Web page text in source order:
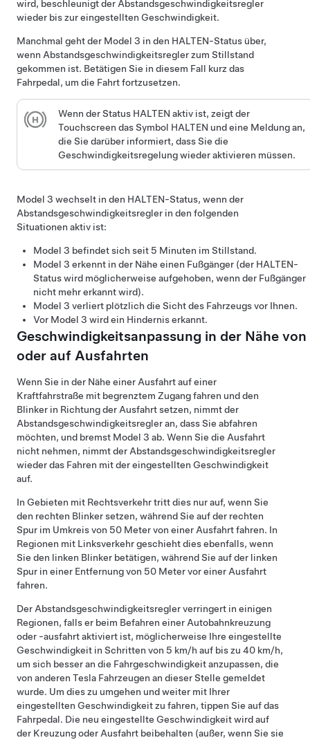
wird, beschleunigt der Abstandsgeschwindigkeitsregler
wieder bis zur eingestellten Geschwindigkeit.
Manchmal geht der Model 3 in den HALTEN-Status über,
wenn Abstandsgeschwindigkeitsreglerzum Stillstand
gekommen ist. Betätigen Sie in diesem Fall kurz das
Fahrpedal, um die Fahrt fortzusetzen.
Wenn der Status HALTEN aktiv ist, zeigt der
Touchscreen das Symbol HALTEN und eine Meldung an,
die Sie darüber informiert, dass Sie die
Geschwindigkeitsregelung wieder aktivieren müssen.
Model 3 wechselt in den HALTEN-Status, wenn der
Abstandsgeschwindigkeitsregler in den folgenden
Situationen aktiv ist:
Model 3 befindet sich seit 5 Minuten im Stillstand.
Model 3 erkennt in der Nähe einen Fußgänger (der HALTEN-
Status wird möglicherweise aufgehoben, wenn der Fußgänger
nicht mehr erkannt wird).
Model 3 verliert plötzlich die Sicht des Fahrzeugs vor Ihnen.
Vor Model 3 wird ein Hindernis erkannt.
Geschwindigkeitsanpassung in der Nähe von
oder auf Ausfahrten
Wenn Sie in der Nähe einer Ausfahrt auf einer
Kraftfahrstraße mit begrenztem Zugang fahren und den
Blinker in Richtung der Ausfahrt setzen, nimmt der
Abstandsgeschwindigkeitsregleran, dass Sie abfahren
möchten, und bremst Model 3 ab. Wenn Sie die Ausfahrt
nicht nehmen, nimmt der Abstandsgeschwindigkeitsregler
wieder das Fahren mit der eingestellten Geschwindigkeit
auf.
In Gebieten mit Rechtsverkehr tritt dies nur auf, wenn Sie
den rechten Blinker setzen, während Sie auf der rechten
Spur im Umkreis von 50 Metervon einer Ausfahrt fahren. In
Regionen mit Linksverkehr geschieht dies ebenfalls, wenn
Sie den linken Blinker betätigen, während Sie auf der linken
Spur in einer Entfernung von 50 Metervor einer Ausfahrt
fahren.
Der Abstandsgeschwindigkeitsreglerverringert in einigen
Regionen, falls er beim Befahren einer Autobahnkreuzung
oder -ausfahrt aktiviert ist, möglicherweise Ihre eingestellte
Geschwindigkeit in Schritten von 5 km/h auf bis zu 40 km/h,
um sich besser an die Fahrgeschwindigkeit anzupassen, die
von anderen Tesla Fahrzeugen an dieser Stelle gemeldet
wurde. Um dies zu umgehen und weiter mit Ihrer
eingestellten Geschwindigkeit zu fahren, tippen Sie auf das
Fahrpedal. Die neu eingestellte Geschwindigkeit wird auf
der Kreuzung oder Ausfahrt beibehalten (außer, wenn Sie sie